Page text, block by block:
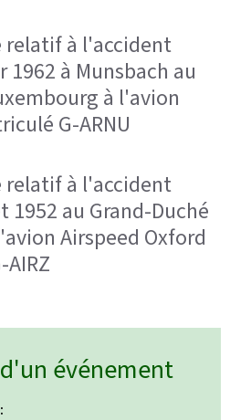
relatif à l'accident
à Munsbach au
à l'avion
G-ARNU
relatif à l'accident
au Grand-Duché
Airspeed Oxford
événement